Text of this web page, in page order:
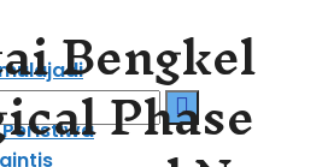
& Kosmologi
Bengkel
Phase